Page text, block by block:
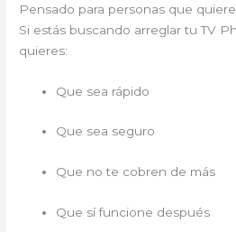
Pensado para personas que
Si estás buscando arreglar tu TV
quieres:
Que sea rápido
Que sea seguro
Que no te cobren de más
Que sí funcione después